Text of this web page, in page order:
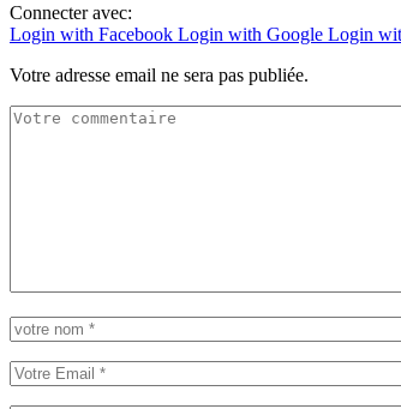
Connecter avec:
Login with Facebook Login with Google Login
Votre adresse email ne sera pas publiée.